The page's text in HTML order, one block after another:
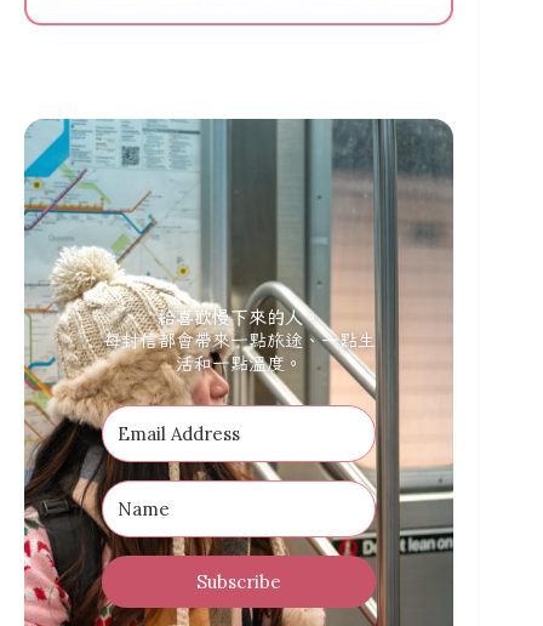
給喜歡慢下來的人。
每封信都會帶來一點旅途、一點生
活和一點溫度。
Subscribe